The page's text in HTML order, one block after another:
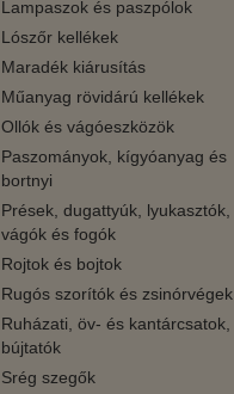
Lampaszok és paszpólok
Lószőr kellékek
Maradék kiárusítás
Műanyag rövidárú kellékek
Ollók és vágóeszközök
Paszományok, kígyóanyag és
bortnyi
Prések, dugattyúk, lyukasztók,
vágók és fogók
Rojtok és bojtok
Rugós szorítók és zsinórvégek
Ruházati, öv- és kantárcsatok,
bújtatók
Srég szegők